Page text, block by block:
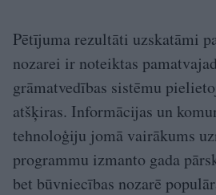
Pētījuma rezultāti uzskatāmi
nozarei ir noteiktas
grāmatvedības sistēmu
atšķiras. Informācijas un
tehnoloģiju jomā vairākums
programmu izmanto gada
bet būvniecības nozarē